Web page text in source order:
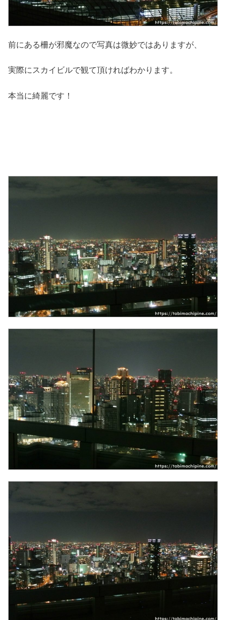
前にある柵が邪魔なので写真は微妙ではありますが、
実際にスカイビルで観て頂ければわかります。
本当に綺麗です！